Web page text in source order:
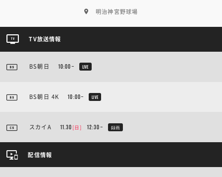
明治神宮野球場
TV放送情報
BS朝日 10:00~ LIVE
BS朝日 4K 10:00~ LIVE
スカイA 11.30 [日] 12:30~ 録画
配信情報